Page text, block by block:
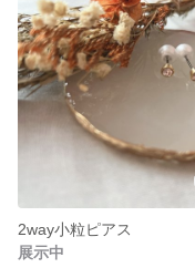
2way小粒ピアス
展示中